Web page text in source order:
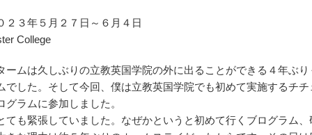
２３年５月２７日～６月４日
College
ームは久しぶりの立教英国学院の外に出ることができる４年ぶり
でした。そして今回、僕は立教英国学院でも初めて実施するチチ
グラムに参加しました。
も緊張していました。なぜかというと初めて行くブログラム、